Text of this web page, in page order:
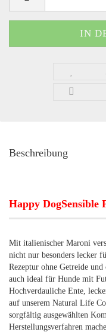
Beschreibung
Happy DogSensible
Mit italienischer Maroni
nicht nur besonders lecker
Rezeptur ohne Getreide
auch ideal für Hunde mit
Hochverdauliche Ente,
auf unserem Natural Life
sorgfältig ausgewählten
Herstellungsverfahren